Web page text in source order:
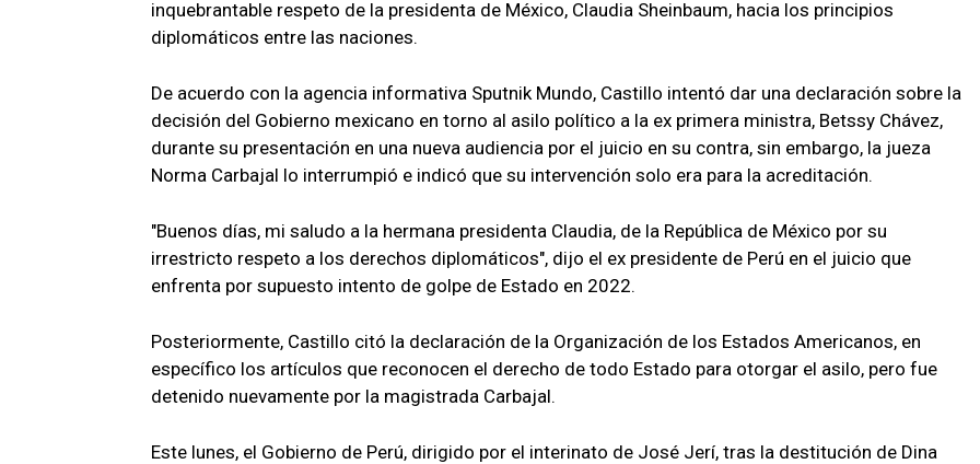
inquebrantable respeto de la presidenta de México, Claudia Sheinbaum, hacia los principios
diplomáticos entre las naciones.
De acuerdo con la agencia informativa Sputnik Mundo, Castillo intentó dar una declaración sobre la
decisión del Gobierno mexicano en torno al asilo político a la ex primera ministra, Betssy Chávez,
durante su presentación en una nueva audiencia por el juicio en su contra, sin embargo, la jueza
Norma Carbajal lo interrumpió e indicó que su intervención solo era para la acreditación.
"Buenos días, mi saludo a la hermana presidenta Claudia, de la República de México por su
irrestricto respeto a los derechos diplomáticos", dijo el ex presidente de Perú en el juicio que
enfrenta por supuesto intento de golpe de Estado en 2022.
Posteriormente, Castillo citó la declaración de la Organización de los Estados Americanos, en
específico los artículos que reconocen el derecho de todo Estado para otorgar el asilo, pero fue
detenido nuevamente por la magistrada Carbajal.
Este lunes, el Gobierno de Perú, dirigido por el interinato de José Jerí, tras la destitución de Dina